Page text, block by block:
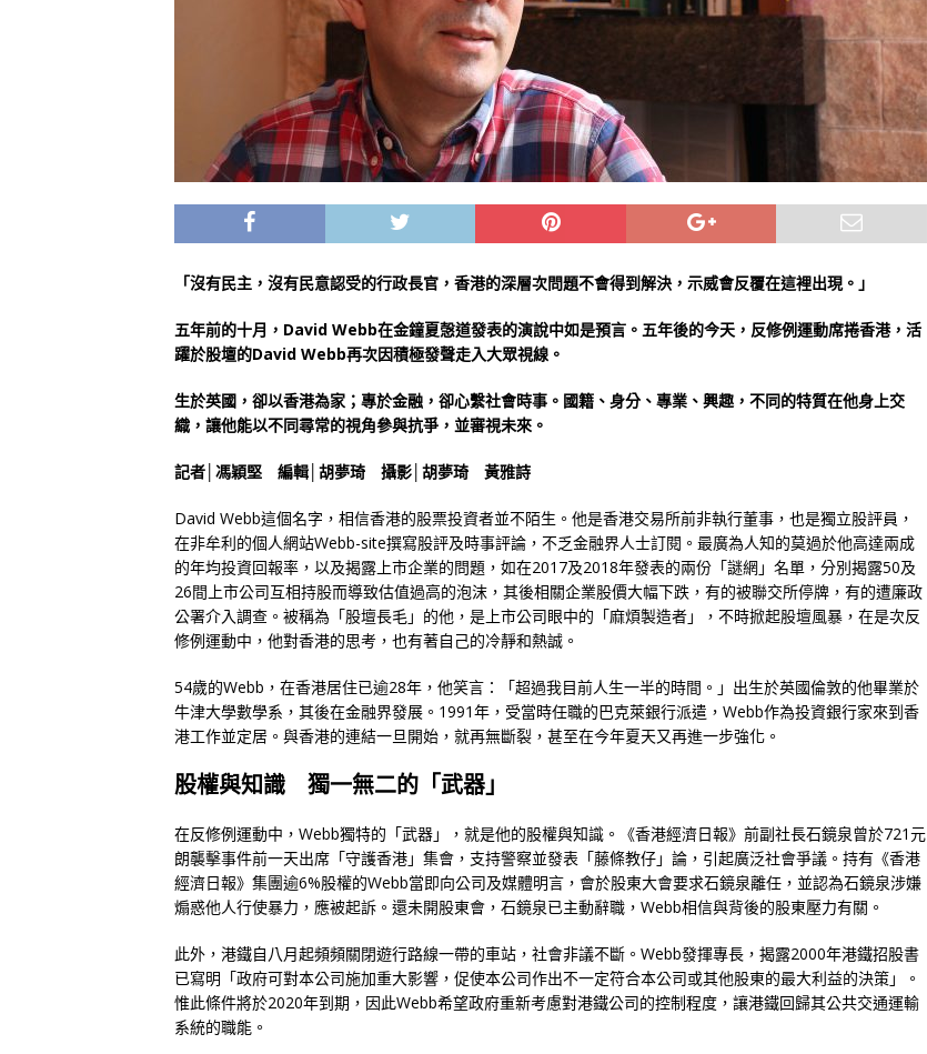
「沒有民主，沒有民意認受的行政長官，香港的深層次問題不會得到解決，示威會反覆在這裡出現。」
五年前的十月，David Webb在金鐘夏愨道發表的演說中如是預言。五年後的今天，反修例運動席捲香港，活
躍於股壇的David Webb再次因積極發聲走入大眾視線。
生於英國，卻以香港為家；專於金融，卻心繫社會時事。國籍、身分、專業、興趣，不同的特質在他身上交
織，讓他能以不同尋常的視角參與抗爭，並審視未來。
記者│馮穎堅 編輯│胡夢琦 攝影│胡夢琦 黃雅詩
David Webb這個名字，相信香港的股票投資者並不陌生。他是香港交易所前非執行董事，也是獨立股評員，
在非牟利的個人網站Webb-site撰寫股評及時事評論，不乏金融界人士訂閱。最廣為人知的莫過於他高達兩成
的年均投資回報率，以及揭露上市企業的問題，如在2017及2018年發表的兩份「謎網」名單，分別揭露50及
26間上市公司互相持股而導致估值過高的泡沫，其後相關企業股價大幅下跌，有的被聯交所停牌，有的遭廉政
公署介入調查。被稱為「股壇長毛」的他，是上市公司眼中的「麻煩製造者」，不時掀起股壇風暴，在是次反
修例運動中，他對香港的思考，也有著自己的冷靜和熱誠。
54歲的Webb，在香港居住已逾28年，他笑言：「超過我目前人生一半的時間。」出生於英國倫敦的他畢業於
牛津大學數學系，其後在金融界發展。1991年，受當時任職的巴克萊銀行派遣，Webb作為投資銀行家來到香
港工作並定居。與香港的連結一旦開始，就再無斷裂，甚至在今年夏天又再進一步強化。
股權與知識 獨一無二的「武器」
在反修例運動中，Webb獨特的「武器」，就是他的股權與知識。《香港經濟日報》前副社長石鏡泉曾於721元
朗襲擊事件前一天出席「守護香港」集會，支持警察並發表「藤條教仔」論，引起廣泛社會爭議。持有《香港
經濟日報》集團逾6%股權的Webb當即向公司及媒體明言，會於股東大會要求石鏡泉離任，並認為石鏡泉涉嫌
煽惑他人行使暴力，應被起訴。還未開股東會，石鏡泉已主動辭職，Webb相信與背後的股東壓力有關。
此外，港鐵自八月起頻頻關閉遊行路線一帶的車站，社會非議不斷。Webb發揮專長，揭露2000年港鐵招股書
已寫明「政府可對本公司施加重大影響，促使本公司作出不一定符合本公司或其他股東的最大利益的決策」。
惟此條件將於2020年到期，因此Webb希望政府重新考慮對港鐵公司的控制程度，讓港鐵回歸其公共交通運輸
系統的職能。